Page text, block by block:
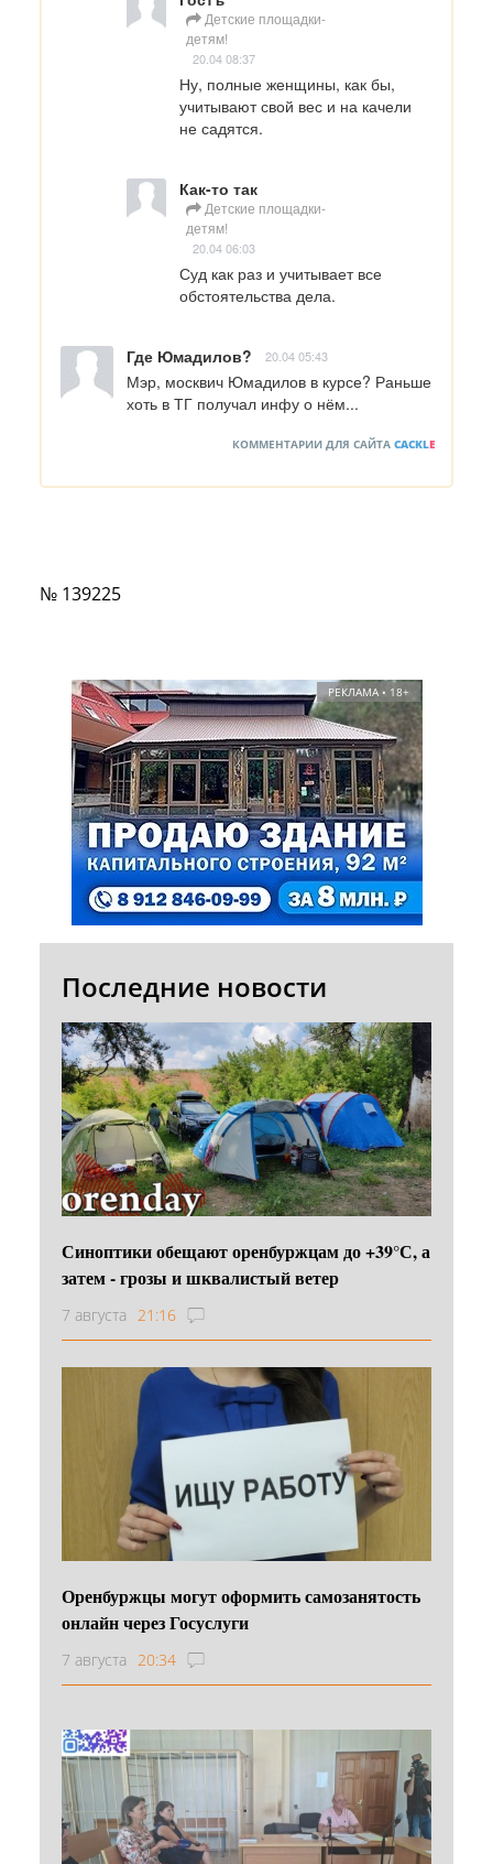
Детские площадки-
детям!
20.04 08:37
Ну, полные женщины, как бы,
учитывают свой вес и на качели
не садятся.
Как-то так
Детские площадки-
детям!
20.04 06:03
Суд как раз и учитывает все
обстоятельства дела.
Где Юмадилов? 20.04 05:43
Мэр, москвич Юмадилов в курсе? Раньше
хоть в ТГ получал инфу о нём...
КОММЕНТАРИИ ДЛЯ САЙТА CACKLE
№ 139225
РЕКЛАМА • 18+
Последние новости
Синоптики обещают оренбуржцам до +39°С, а
затем - грозы и шквалистый ветер
7 августа 21:16
Оренбуржцы могут оформить самозанятость
онлайн через Госуслуги
7 августа 20:34